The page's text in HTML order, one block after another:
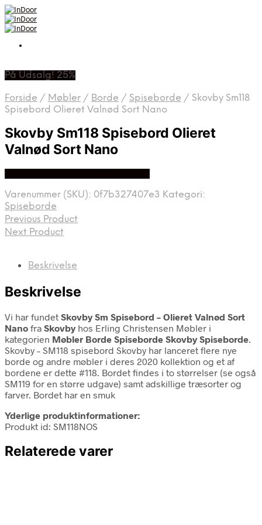
På Udsalg! 25%
Forside / Møbler / Borde / Spiseborde / Skovby Sm118
Spisebord Olieret Valnød Sort Nano
Skovby Sm118 Spisebord Olieret
Valnød Sort Nano
Varenummer (SKU): 0f7b327407e3 Kategori:
Spiseborde
Previous Product
Next Product
Beskrivelse
Beskrivelse
Vi har fundet Skovby Sm Spisebord – Olieret Valnød Sort
Nano fra Skovbyhos Erling Christensen Møbler i
kategorien Møbler Borde Spiseborde Skovby Spiseborde.
Skovby – SM118 spisebord Skovby har lanceret flere nye
borde og andre møbler i deres 2020 kollektion og et af
bordene er dette #118. Bordet findes i to størrelser (se også
SM119 for en større udgave) samt adskillige træsorter og
farver. Bordet har en smuk
Yderlige produktinformationer:
Produkt id: SM118NOS
Relaterede varer